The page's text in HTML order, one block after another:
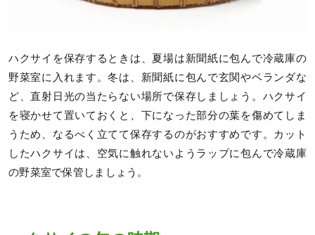
ハクサイを保存するときは、夏場は新聞紙に包んで冷蔵庫の
野菜室に入れます。冬は、新聞紙に包んで玄関やベランダな
ど、直射日光の当たらない場所で保存しましょう。ハクサイ
を寝かせて置いておくと、下になった部分の葉を傷めてしま
うため、なるべく立てて保存するのがおすすめです。カット
したハクサイは、空気に触れないようラップに包んで冷蔵庫
の野菜室で保管しましょう。